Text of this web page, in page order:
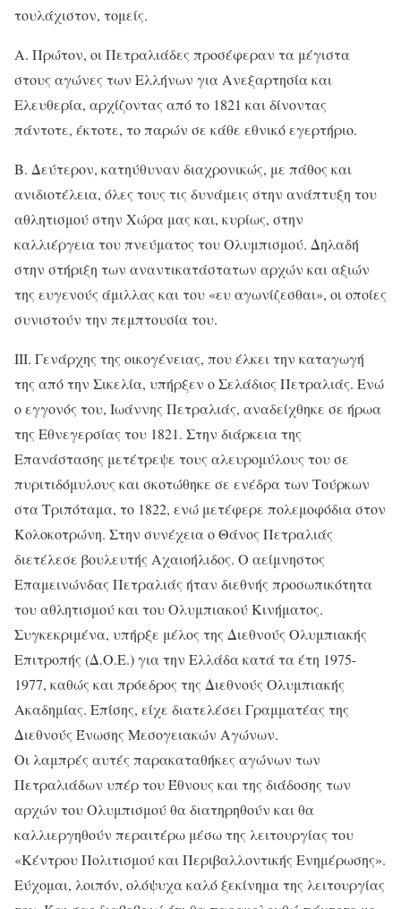
τουλάχιστον, τομείς.
Α. Πρώτον, οι Πετραλιάδες προσέφεραν τα μέγιστα
στους αγώνες των Ελλήνων για Ανεξαρτησία και
Ελευθερία, αρχίζοντας από το 1821 και δίνοντας
πάντοτε, έκτοτε, το παρών σε κάθε εθνικό εγερτήριο.
Β. Δεύτερον, κατηύθυναν διαχρονικώς, με πάθος και
ανιδιοτέλεια, όλες τους τις δυνάμεις στην ανάπτυξη του
αθλητισμού στην Χώρα μας και, κυρίως, στην
καλλιέργεια του πνεύματος του Ολυμπισμού. Δηλαδή
στην στήριξη των αναντικατάστατων αρχών και αξιών
της ευγενούς άμιλλας και του «ευ αγωνίζεσθαι», οι οποίες
συνιστούν την πεμπτουσία του.
III. Γενάρχης της οικογένειας, που έλκει την καταγωγή
της από την Σικελία, υπήρξεν ο Σελάδιος Πετραλιάς. Ενώ
ο εγγονός του, Ιωάννης Πετραλιάς, αναδείχθηκε σε ήρωα
της Εθνεγερσίας του 1821. Στην διάρκεια της
Επανάστασης μετέτρεψε τους αλευρομύλους του σε
πυριτιδόμυλους και σκοτώθηκε σε ενέδρα των Τούρκων
στα Τριπόταμα, το 1822, ενώ μετέφερε πολεμοφόδια στον
Κολοκοτρώνη. Στην συνέχεια ο Θάνος Πετραλιάς
διετέλεσε βουλευτής Αχαιοήλιδος. Ο αείμνηστος
Επαμεινώνδας Πετραλιάς ήταν διεθνής προσωπικότητα
του αθλητισμού και του Ολυμπιακού Κινήματος.
Συγκεκριμένα, υπήρξε μέλος της Διεθνούς Ολυμπιακής
Επιτροπής (Δ.Ο.Ε.) για την Ελλάδα κατά τα έτη 1975-
1977, καθώς και πρόεδρος της Διεθνούς Ολυμπιακής
Ακαδημίας. Επίσης, είχε διατελέσει Γραμματέας της
Διεθνούς Ένωσης Μεσογειακών Αγώνων.
Οι λαμπρές αυτές παρακαταθήκες αγώνων των
Πετραλιάδων υπέρ του Έθνους και της διάδοσης των
αρχών του Ολυμπισμού θα διατηρηθούν και θα
καλλιεργηθούν περαιτέρω μέσω της λειτουργίας του
«Κέντρου Πολιτισμού και Περιβαλλοντικής Ενημέρωσης».
Εύχομαι, λοιπόν, ολόψυχα καλό ξεκίνημα της λειτουργίας